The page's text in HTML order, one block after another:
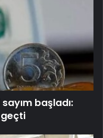
başladı: